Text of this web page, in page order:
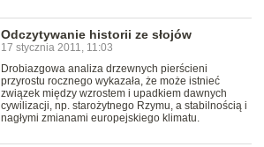
Odczytywanie historii ze słojów
17 stycznia 2011, 11:03
Drobiazgowa analiza drzewnych pierścieni
przyrostu rocznego wykazała, że może istnieć
związek między wzrostem i upadkiem dawnych
cywilizacji, np. starożytnego Rzymu, a stabilnością i
nagłymi zmianami europejskiego klimatu.